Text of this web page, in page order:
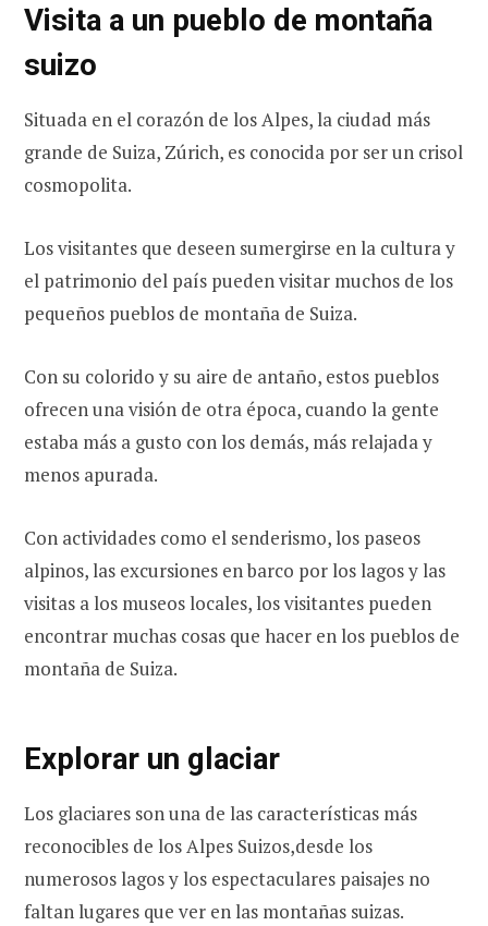
Visita a un pueblo de montaña
suizo
Situada en el corazón de los Alpes, la ciudad más
grande de Suiza, Zúrich, es conocida por ser un crisol
cosmopolita.
Los visitantes que deseen sumergirse en la cultura y
el patrimonio del país pueden visitar muchos de los
pequeños pueblos de montaña de Suiza.
Con su colorido y su aire de antaño, estos pueblos
ofrecen una visión de otra época, cuando la gente
estaba más a gusto con los demás, más relajada y
menos apurada.
Con actividades como el senderismo, los paseos
alpinos, las excursiones en barco por los lagos y las
visitas a los museos locales, los visitantes pueden
encontrar muchas cosas que hacer en los pueblos de
montaña de Suiza.
Explorar un glaciar
Los glaciares son una de las características más
reconocibles de los Alpes Suizos,desde los
numerosos lagos y los espectaculares paisajes no
faltan lugares que ver en las montañas suizas.